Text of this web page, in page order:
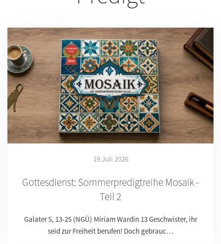
19 Juli 2026
Gottesdienst: Sommerpredigtreihe Mosaik -
Teil 2
Galater 5, 13-25 (NGÜ) Miriam Wardin 13 Geschwister, ihr
seid zur Freiheit berufen! Doch gebrauc…